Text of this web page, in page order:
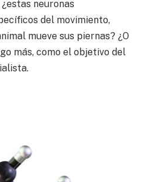
neuronas
del movimiento,
mueve sus piernas? ¿O
más, como el objetivo del